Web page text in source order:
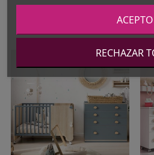
RECHAZAR
ACEPTO